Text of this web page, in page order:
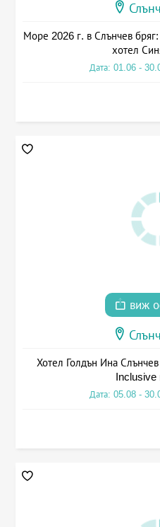
Море 2026 г. в Слънчев
хотел
Дата: 01.06 -
виж
Хотел Голдън Ина
Inclusive
Дата: 05.08 -